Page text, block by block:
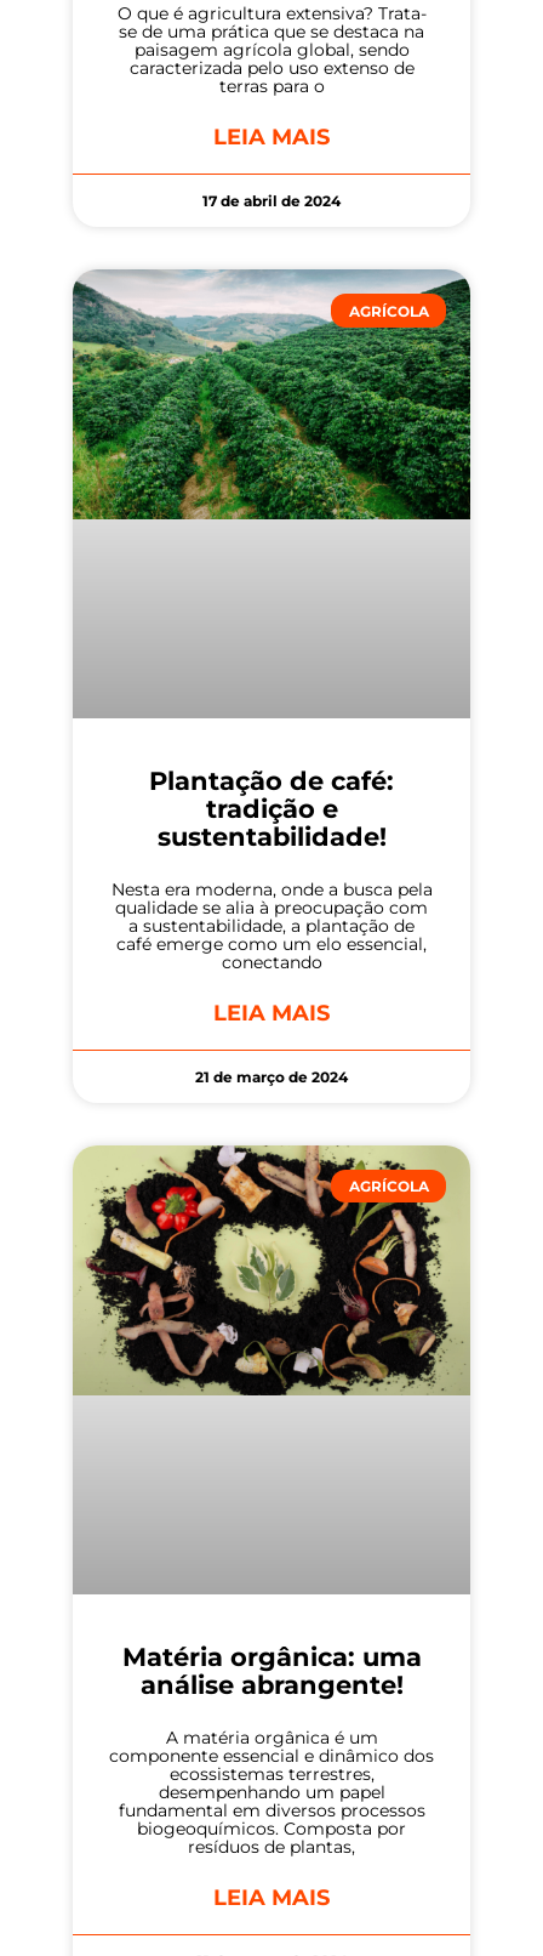
O que é agricultura extensiva? Trata-
se de uma prática que se destaca na
paisagem agrícola global, sendo
caracterizada pelo uso extenso de
terras para o
LEIA MAIS
17 de abril de 2024
AGRÍCOLA
Plantação de café:
tradição e
sustentabilidade!
Nesta era moderna, onde a busca pela
qualidade se alia à preocupação com
a sustentabilidade, a plantação de
café emerge como um elo essencial,
conectando
LEIA MAIS
21 de março de 2024
AGRÍCOLA
Matéria orgânica: uma
análise abrangente!
A matéria orgânica é um
componente essencial e dinâmico dos
ecossistemas terrestres,
desempenhando um papel
fundamental em diversos processos
biogeoquímicos. Composta por
resíduos de plantas,
LEIA MAIS